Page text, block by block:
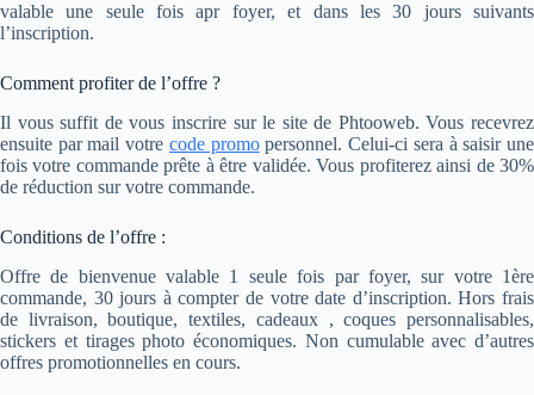
valable une seule fois apr foyer, et dans les 30 jours suivants
l’inscription.
Comment profiter de l’offre ?
Il vous suffit de vous inscrire sur le site de Phtooweb. Vous recevrez
ensuite par mail votre code promopersonnel. Celui-ci sera à saisir une
fois votre commande prête à être validée. Vous profiterez ainsi de 30%
de réduction sur votre commande.
Conditions de l’offre :
Offre de bienvenue valable 1 seule fois par foyer, sur votre 1ère
commande, 30 jours à compter de votre date d’inscription. Hors frais
de livraison, boutique, textiles, cadeaux , coques personnalisables,
stickers et tirages photo économiques. Non cumulable avec d’autres
offres promotionnelles en cours.